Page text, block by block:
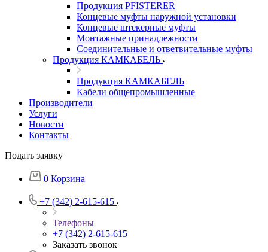
Продукция PFISTERER
Концевые муфты наружной установки
Концевые штекерные муфты
Монтажные принадлежности
Соединительные и ответвительные муфты
Продукция КАМКАБЕЛЬ
Продукция КАМКАБЕЛЬ
Кабели общепромышленные
Производители
Услуги
Новости
Контакты
Подать заявку
0 Корзина
+7 (342) 2-615-615
Телефоны
+7 (342) 2-615-615
Заказать звонок